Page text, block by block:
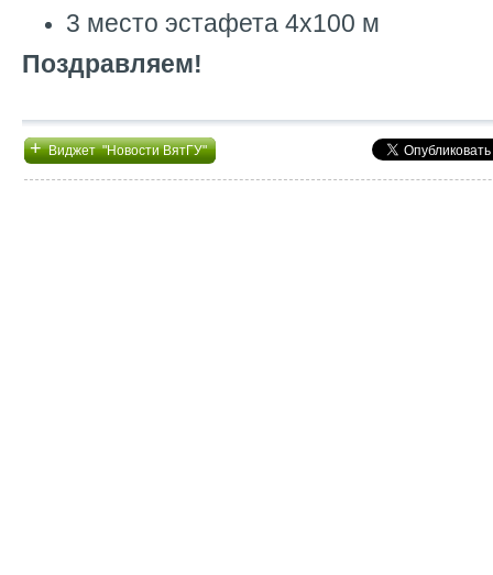
3 место эстафета 4х100 м
Поздравляем!
+Виджет "Новости ВятГУ"